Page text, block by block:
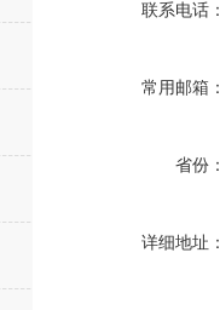
联系电话：
常用邮箱：
省份：
详细地址：